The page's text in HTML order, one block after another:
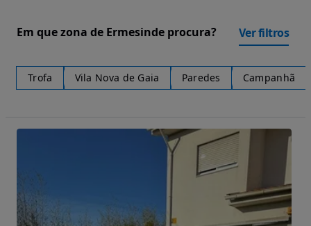
Em que zona de Ermesinde procura? Ver filtros
Trofa Vila Nova de Gaia Paredes Campanhã